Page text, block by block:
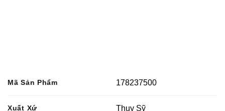
Mã Sản Phẩm 178237500
Xuất Xứ Thụy Sỹ